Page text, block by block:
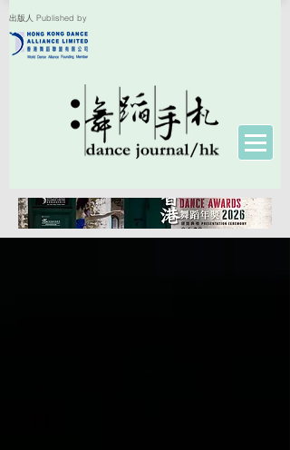
出版人 Published by